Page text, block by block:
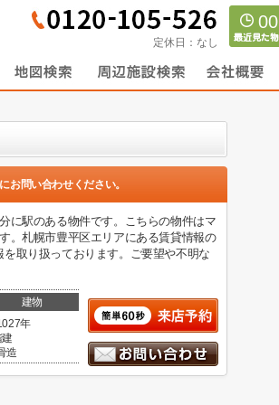
定休日： なし
00
お問い合わせください。
に駅のある物件です。こちらの物件はマ
。札幌市豊平区エリアにある賃貸情報の
取り扱っております。ご要望や不明な
建物
年
建
造